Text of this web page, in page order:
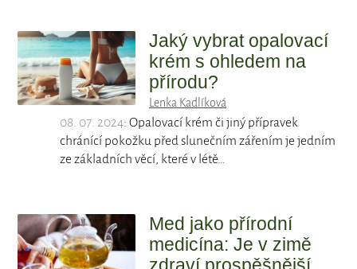
Jaký vybrat opalovací
krém s ohledem na
přírodu?
Lenka Kadlíková
08. 07. 2024: Opalovací krém či jiný přípravek
chránící pokožku před slunečním zářením je jedním
ze základních věcí, které v létě…
Med jako přírodní
medicína: Je v zimě